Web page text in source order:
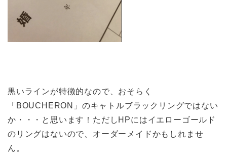
黒いラインが特徴的なので、おそらく
「BOUCHERON」のキャトルブラックリングではない
か・・・と思います！ただしHPにはイエローゴールド
のリングはないので、オーダーメイドかもしれませ
ん。